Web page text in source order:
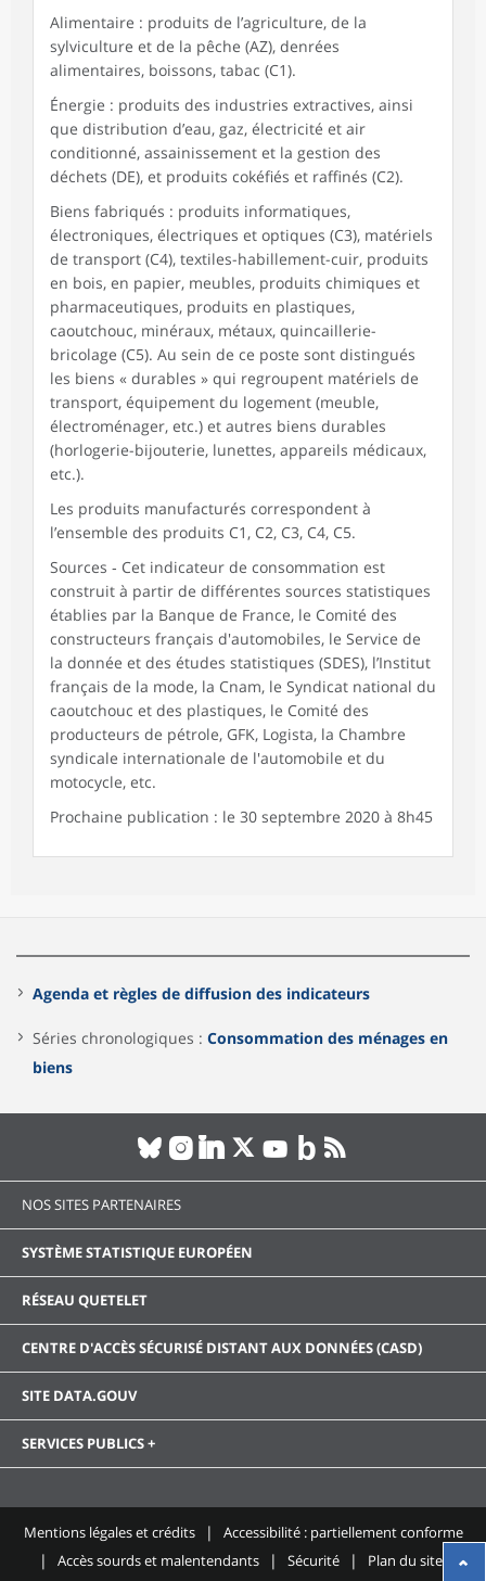
Alimentaire : produits de l’agriculture, de la
sylviculture et de la pêche (AZ), denrées
alimentaires, boissons, tabac (C1).
Énergie : produits des industries extractives, ainsi
que distribution d’eau, gaz, électricité et air
conditionné, assainissement et la gestion des
déchets (DE), et produits cokéfiés et raffinés (C2).
Biens fabriqués : produits informatiques,
électroniques, électriques et optiques (C3), matériels
de transport (C4), textiles-habillement-cuir, produits
en bois, en papier, meubles, produits chimiques et
pharmaceutiques, produits en plastiques,
caoutchouc, minéraux, métaux, quincaillerie-
bricolage (C5). Au sein de ce poste sont distingués
les biens « durables » qui regroupent matériels de
transport, équipement du logement (meuble,
électroménager, etc.) et autres biens durables
(horlogerie-bijouterie, lunettes, appareils médicaux,
etc.).
Les produits manufacturés correspondent à
l’ensemble des produits C1, C2, C3, C4, C5.
Sources ‑ Cet indicateur de consommation est
construit à partir de différentes sources statistiques
établies par la Banque de France, le Comité des
constructeurs français d'automobiles, le Service de
la donnée et des études statistiques (SDES), l’Institut
français de la mode, la Cnam, le Syndicat national du
caoutchouc et des plastiques, le Comité des
producteurs de pétrole, GFK, Logista, la Chambre
syndicale internationale de l'automobile et du
motocycle, etc.
Prochaine publication : le 30 septembre 2020 à 8h45
Agenda et règles de diffusion des indicateurs
Séries chronologiques : Consommation des ménages en
biens
NOS SITES PARTENAIRES
SYSTÈME STATISTIQUE EUROPÉEN
RÉSEAU QUETELET
CENTRE D'ACCÈS SÉCURISÉ DISTANT AUX DONNÉES (CASD)
SITE DATA.GOUV
SERVICES PUBLICS +
Mentions légales et crédits
Accessibilité : partiellement conforme
Accès sourds et malentendants
Sécurité Plan du site